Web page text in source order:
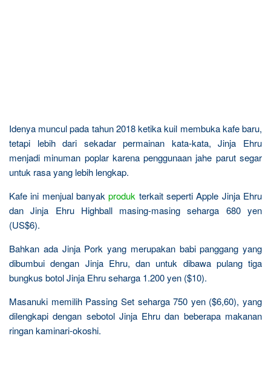
Idenya muncul pada tahun 2018 ketika kuil membuka kafe baru,
tetapi lebih dari sekadar permainan kata-kata, Jinja Ehru
menjadi minuman poplar karena penggunaan jahe parut segar
untuk rasa yang lebih lengkap.
Kafe ini menjual banyakproduk terkait seperti Apple Jinja Ehru
dan Jinja Ehru Highball masing-masing seharga 680 yen
(US$6).
Bahkan ada Jinja Pork yang merupakan babi panggang yang
dibumbui dengan Jinja Ehru, dan untuk dibawa pulang tiga
bungkus botol Jinja Ehru seharga 1.200 yen ($10).
Masanuki memilih Passing Set seharga 750 yen ($6,60), yang
dilengkapi dengan sebotol Jinja Ehru dan beberapa makanan
ringan kaminari-okoshi.